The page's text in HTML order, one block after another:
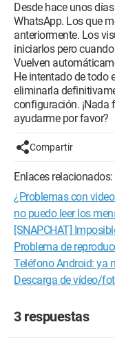
Desde hace unos
WhatsApp. Los que
anteriormente. Los
iniciarlos pero
Vuelven
He intentado de todo
eliminarla
configuración. ¡Nada
ayudarme por favor?
Compartir
Enlaces relacionados:
¿Problemas con
no puedo leer los
[SNAPCHAT]
Problema de
Teléfono Android: ya
Descarga de vídeo/
3 respuestas